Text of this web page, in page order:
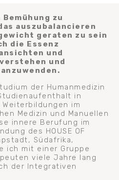
zu
auszubalancieren
geraten zu sein
die Essenz
und
und
der Humanmedizin
in
im
Medizin und Manuellen
innere Berufung im
des HOUSE OF
Südafrika,
ich mit einer Gruppe
viele Jahre lang
der Integrativen